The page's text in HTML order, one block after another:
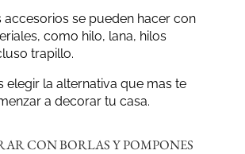
accesorios se pueden hacer con
como hilo, lana, hilos
trapillo.
elegir la alternativa que mas te
a decorar tu casa.
CON BORLAS Y POMPONES